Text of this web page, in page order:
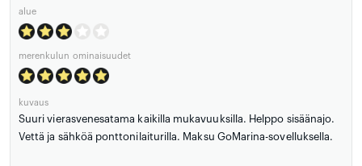
alue
merenkulun ominaisuudet
kuvaus
Suuri vierasvenesatama kaikilla mukavuuksilla. Helppo sisäänajo.
Vettä ja sähköä ponttonilaiturilla. Maksu GoMarina-sovelluksella.